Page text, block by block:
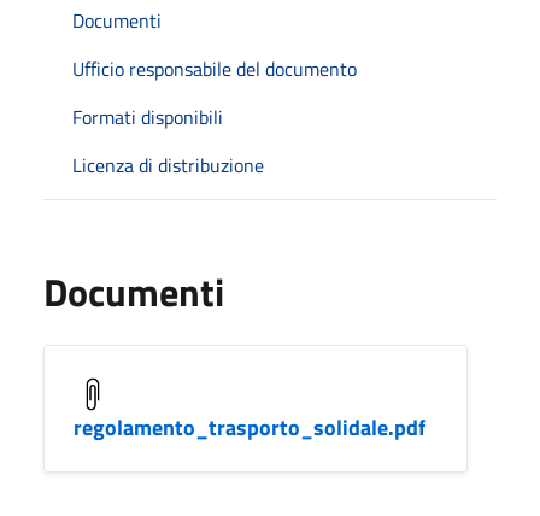
Documenti
Ufficio responsabile del documento
Formati disponibili
Licenza di distribuzione
Documenti
regolamento_trasporto_solidale.pdf